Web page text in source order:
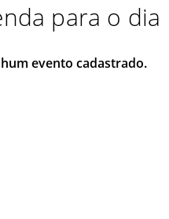
para o dia
evento cadastrado.